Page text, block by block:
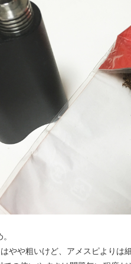
やや粗いけど、アメスピよりは